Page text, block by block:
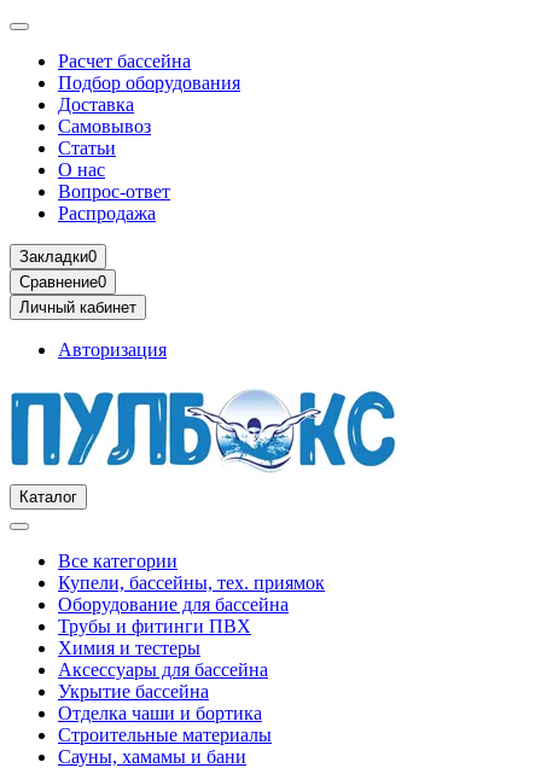
Расчет бассейна
Подбор оборудования
Доставка
Самовывоз
Статьи
О нас
Вопрос-ответ
Распродажа
Закладки0
Сравнение0
Личный кабинет
Авторизация
Каталог
Все категории
Купели, бассейны, тех. приямок
Оборудование для бассейна
Трубы и фитинги ПВХ
Химия и тестеры
Аксессуары для бассейна
Укрытие бассейна
Отделка чаши и бортика
Строительные материалы
Сауны, хамамы и бани